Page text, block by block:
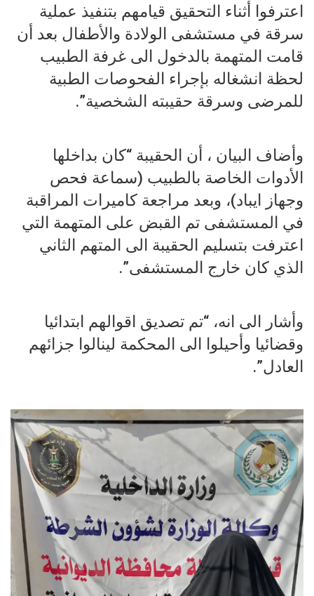
اعترفوا أثناء التحقيق قيامهم بتنفيذ عملية
سرقة في مستشفى الولادة والأطفال بعد أن
قامت المتهمة بالدخول الى غرفة الطبيب
لحظة انشغاله بإجراء الفحوصات الطبية
للمرضى وسرقة حقيبته الشخصية”.
وأضاف البيان ، أن الحقيبة “كان بداخلها
الأدوات الخاصة بالطبيب (سماعة فحص
وجهاز ايباد)، وبعد مراجعة كاميرات المراقبة
في المستشفى تم القبض على المتهمة التي
اعترفت بتسليم الحقيبة الى المتهم الثاني
الذي كان خارج المستشفى”.
وأشار الى انه، “تم تصديق اقوالهم ابتدائيا
وقضائيا وأحيلوا الى المحكمة لينالوا جزائهم
العادل”.